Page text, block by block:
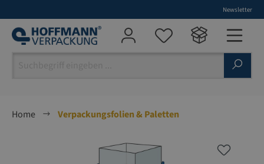
Newsletter
Home
Verpackungsfolien & Paletten
Bildergalerie überspringen